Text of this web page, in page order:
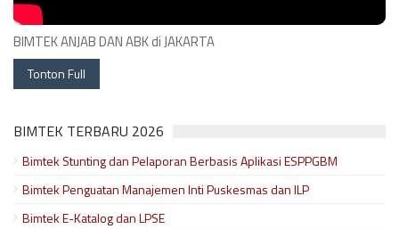
BIMTEK ANJAB DAN ABK di JAKARTA
Tonton Full
BIMTEK TERBARU 2026
Bimtek Stunting dan Pelaporan Berbasis Aplikasi ESPPGBM
Bimtek Penguatan Manajemen Inti Puskesmas dan ILP
Bimtek E-Katalog dan LPSE